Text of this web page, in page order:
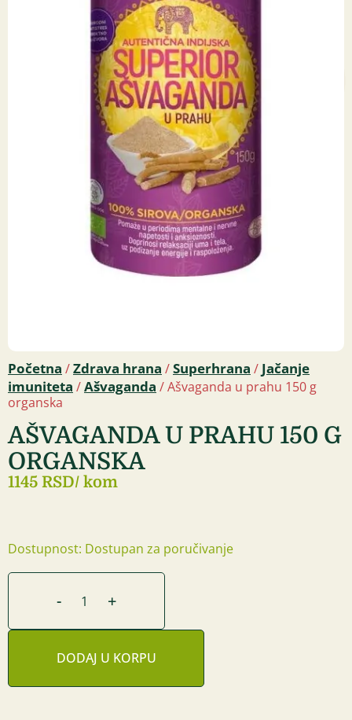
Početna /Zdrava hrana /Superhrana / Jačanje
imuniteta /Ašvaganda / Ašvaganda u prahu 150 g
organska
AŠVAGANDA U PRAHU 150 G
ORGANSKA
1145 RSD/ kom
Dostupnost: Dostupan za poručivanje
- +
DODAJ U KORPU